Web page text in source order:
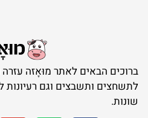
ברוכים הבאים לאתר מוּאָזה
לתשחצים ותשבצים וגם רעיונות
שונות.